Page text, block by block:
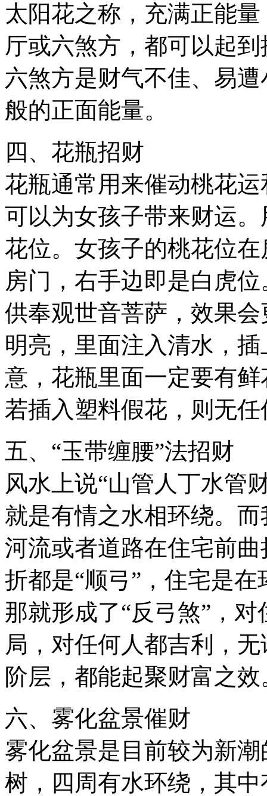
太阳花之称，充满正能
厅或六煞方，都可以起
六煞方是财气不佳、易
般的正面能量。
四、花瓶招财
花瓶通常用来催动桃花
可以为女孩子带来财运
花位。女孩子的桃花位
房门，右手边即是白虎
供奉观世音菩萨，效果
明亮，里面注入清水，
意，花瓶里面一定要有
若插入塑料假花，则无
五、“玉带缠腰”法招财
风水上说“山管人丁水管
就是有情之水相环绕。
河流或者道路在住宅前
折都是“顺弓”，住宅是
那就形成了“反弓煞”，
局，对任何人都吉利，
阶层，都能起聚财富之效
六、雾化盆景催财
雾化盆景是目前较为新
树，四周有水环绕，其